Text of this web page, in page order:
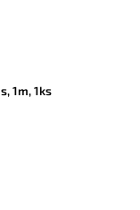
1m, 1ks